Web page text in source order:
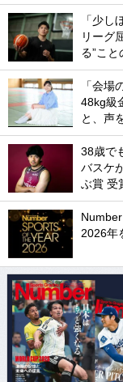
「少し
リーグ
る”こと
「会場
48kg級
と、声
38歳で
バスケ
ぶ賞 受
2026年